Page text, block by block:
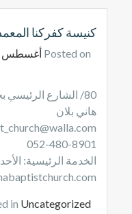
كنيسة كفركنا
Posted on أغسطس 20, 2014
80/ الشارع الرئيسي بجانب شارع الكنائس
هاني بلان
052-480-8901
الخدمة الرئيسية: الأحد 18:00
in Uncategorized